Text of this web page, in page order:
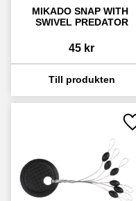
MIKADO SNAP WITH
SWIVEL PREDATOR
45 kr